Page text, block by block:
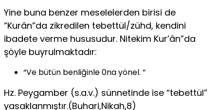
Yine buna benzer meselelerden birisi de
“Kurân”da zikre­dilen tebettül/zühd, kendini
ibadete verme hususudur. Nitekim Kur’ân”da
şöyle buyrulmaktadır:
“Ve bütün benliğinle 0na yönel. ”
Hz. Peygamber (s.a.v.) sünnetinde ise “tebettül”
yasaklanmıştır.(Buhari,Nikah,8)